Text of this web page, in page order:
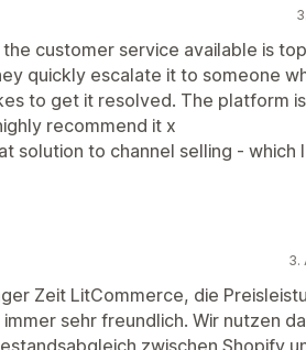
customer service available is
quickly escalate it to someone
to get it resolved. The platform is
recommend it x
solution to channel selling - which
3.
Zeit LitCommerce, die
sehr freundlich. Wir nutzen
zwischen Shopify